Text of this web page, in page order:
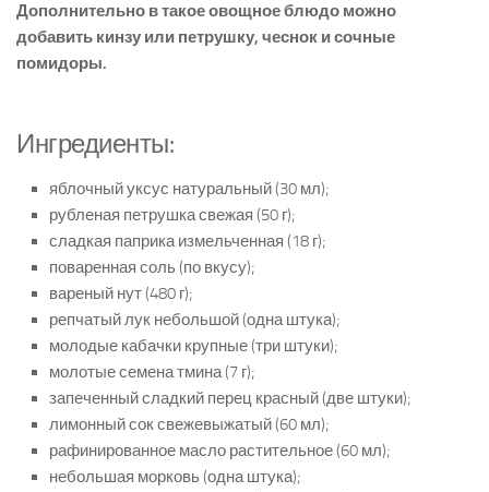
Дополнительно в такое овощное блюдо можно
добавить кинзу или петрушку, чеснок и сочные
помидоры.
Ингредиенты:
яблочный уксус натуральный (30 мл);
рубленая петрушка свежая (50 г);
сладкая паприка измельченная (18 г);
поваренная соль (по вкусу);
вареный нут (480 г);
репчатый лук небольшой (одна штука);
молодые кабачки крупные (три штуки);
молотые семена тмина (7 г);
запеченный сладкий перец красный (две штуки);
лимонный сок свежевыжатый (60 мл);
рафинированное масло растительное (60 мл);
небольшая морковь (одна штука);